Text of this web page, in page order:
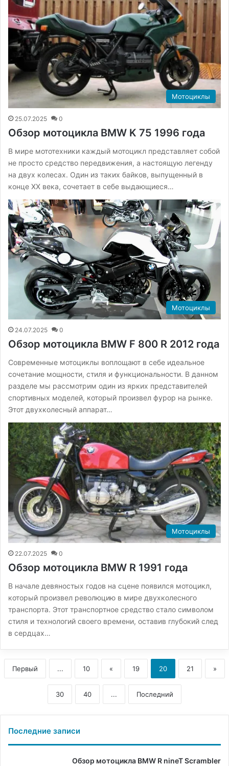
Мотоциклы
25.07.2025 0
Обзор мотоцикла BMW K 75 1996 года
В мире мототехники каждый мотоцикл представляет собой
не просто средство передвижения, а настоящую легенду
на двух колесах. Один из таких байков, выпущенный в
конце XX века, сочетает в себе выдающиеся…
Мотоциклы
24.07.2025 0
Обзор мотоцикла BMW F 800 R 2012 года
Современные мотоциклы воплощают в себе идеальное
сочетание мощности, стиля и функциональности. В данном
разделе мы рассмотрим один из ярких представителей
спортивных моделей, который произвел фурор на рынке.
Этот двухколесный аппарат…
Мотоциклы
22.07.2025 0
Обзор мотоцикла BMW R 1991 года
В начале девяностых годов на сцене появился мотоцикл,
который произвел революцию в мире двухколесного
транспорта. Этот транспортное средство стало символом
стиля и технологий своего времени, оставив глубокий след
в сердцах…
Первый ... 10 « 19 20 21 »
30 40 ... Последний
Последние записи
Обзор мотоцикла BMW R nineT Scrambler